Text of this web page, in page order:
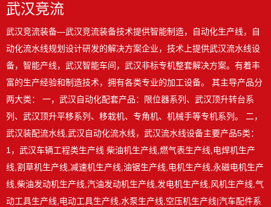
武汉竞流
武汉竞流装备—武汉竞流装备技术提供智能制造，自动化生产线，自
动化流水线规划设计研发的解决方案企业，技术上提供武汉流水线设
备，智能产线，武汉智能车间，武汉非标专机整套解决方案。有着丰
富的生产经验和制造技术，拥有各类专业的加工设备。 其主导产品分
两大类： 一，武汉自动化配套产品：限位器系列、武汉顶升转台系
列、武汉顶升平移系列、移栽机、专角机、机械手等专机系列。 二，
武汉装配流水线,武汉自动化流水线，武汉流水线设备主要产品5类：
1，武汉车辆工程类生产线 柴油机生产线,燃气表生产线,电焊机生产
线,割草机生产线,减速机生产线,油锯生产线,电机生产线,永磁电机生产
线,柴油发动机生产线,汽油发动机生产线,发电机生产线,风机生产线,气
动工具生产线,电动工具生产线,水泵生产线,空压机生产线|汽车配件系